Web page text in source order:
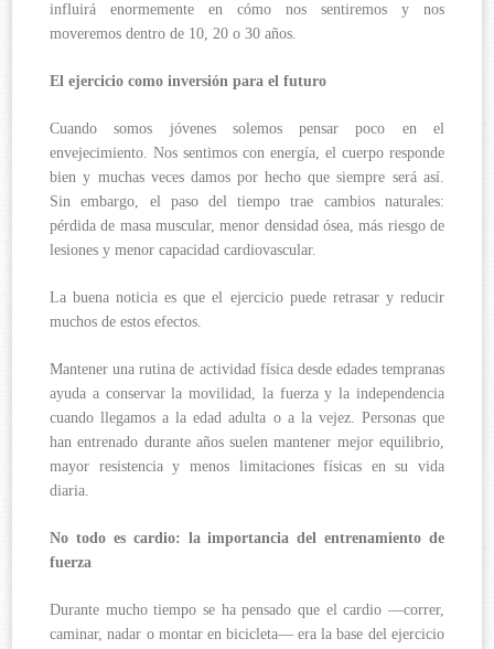
influirá enormemente en cómo nos sentiremos y nos
moveremos dentro de 10, 20 o 30 años.
El ejercicio como inversión para el futuro
Cuando somos jóvenes solemos pensar poco en el
envejecimiento. Nos sentimos con energía, el cuerpo responde
bien y muchas veces damos por hecho que siempre será así.
Sin embargo, el paso del tiempo trae cambios naturales:
pérdida de masa muscular, menor densidad ósea, más riesgo de
lesiones y menor capacidad cardiovascular.
La buena noticia es que el ejercicio puede retrasar y reducir
muchos de estos efectos.
Mantener una rutina de actividad física desde edades tempranas
ayuda a conservar la movilidad, la fuerza y la independencia
cuando llegamos a la edad adulta o a la vejez. Personas que
han entrenado durante años suelen mantener mejor equilibrio,
mayor resistencia y menos limitaciones físicas en su vida
diaria.
No todo es cardio: la importancia del entrenamiento de
fuerza
Durante mucho tiempo se ha pensado que el cardio —correr,
caminar, nadar o montar en bicicleta— era la base del ejercicio